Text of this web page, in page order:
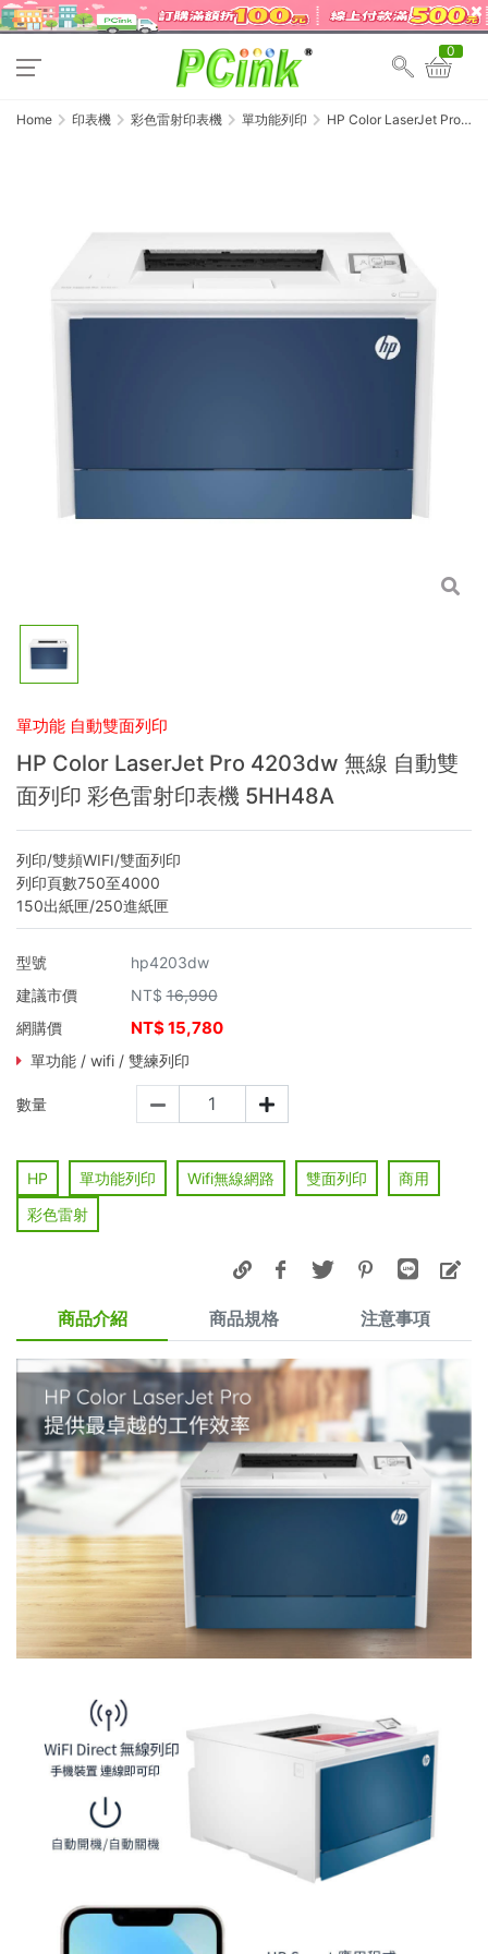
0
Home 印表機 彩色雷射印表機 單功能列印
HP Color LaserJet Pro
單功能 自動雙面列印
HP Color LaserJet Pro 4203dw 無線 自動雙
面列印 彩色雷射印表機 5HH48A
列印/雙頻WIFI/雙面列印
列印頁數750至4000
150出紙匣/250進紙匣
型號
hp4203dw
建議市價
NT$ 16,990
網購價
NT$15,780
單功能 / wifi / 雙練列印
數量
HP 單功能列印 Wifi無線網路 雙面列印
商用
彩色雷射
商品介紹 商品規格 注意事項